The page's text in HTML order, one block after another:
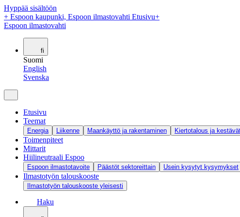
Hyppää sisältöön
+ Espoon kaupunki, Espoon ilmastovahti Etusivu+
Espoon ilmastovahti
fi
Suomi
English
Svenska
Etusivu
Teemat
Energia Liikenne Maankäyttö ja rakentaminen Kiertotalous ja
Toimenpiteet
Mittarit
Hiilineutraali Espoo
Espoon ilmastotavoite Päästöt sektoreittain Usein kysytyt kysymykset
Ilmastotyön talouskooste
Ilmastotyön talouskooste yleisesti
Haku